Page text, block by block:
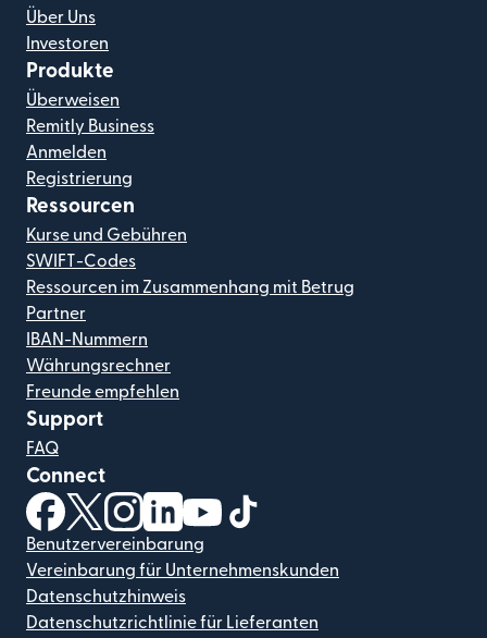
Über Uns
Investoren
Produkte
Überweisen
Remitly Business
Anmelden
Registrierung
Ressourcen
Kurse und Gebühren
SWIFT-Codes
Ressourcen im Zusammenhang mit Betrug
Partner
IBAN-Nummern
Währungsrechner
Freunde empfehlen
Support
FAQ
Connect
(wird in einem neuen Fenster geöffnet)
(wird in einem neuen Fenster geöffnet)
(wird in einem neuen Fenster geöffnet)
(wird in einem neuen Fenster geöffnet)
(wird in einem neuen Fenster
Benutzervereinbarung
Vereinbarung für Unternehmenskunden
Datenschutzhinweis
Datenschutzrichtlinie für Lieferanten